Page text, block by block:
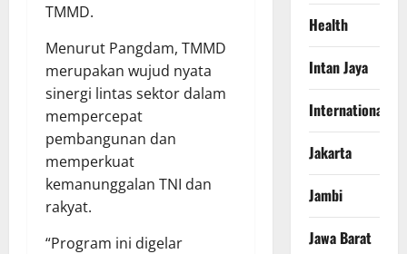
TMMD.
Menurut Pangdam, TMMD
merupakan wujud nyata
sinergi lintas sektor dalam
mempercepat
pembangunan dan
memperkuat
kemanunggalan TNI dan
rakyat.
“Program ini digelar
Health
Intan Jaya
International
Jakarta
Jambi
Jawa Barat